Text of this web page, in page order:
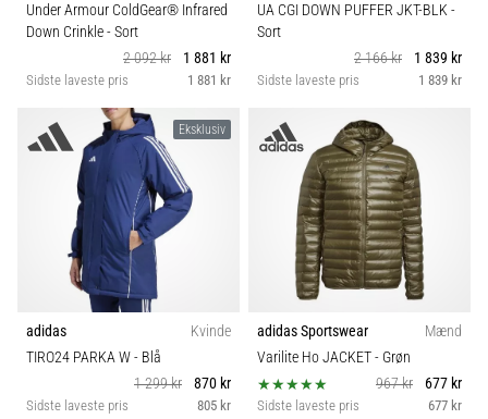
Under Armour ColdGear® Infrared
Down Crinkle- Sort
2 092 kr
1 881 kr
Sidste laveste pris 1 881 kr
UA CGI DOWN PUFFER JKT-BLK-
Sort
2 166 kr
1 839 kr
Sidste laveste pris 1 839 kr
Eksklusiv
adidas
Kvinde
TIRO24 PARKA W- Blå
1 299 kr
870 kr
Sidste laveste pris 805 kr
adidas Sportswear
Mænd
Varilite Ho JACKET- Grøn
967 kr
677 kr
Sidste laveste pris 677 kr